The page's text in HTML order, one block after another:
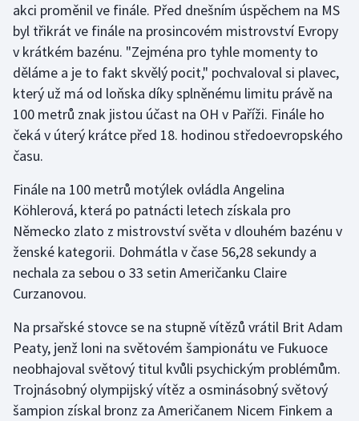
Plážový volejbal
Ragby
Rychlobruslení
Rychlostní kanoistika
Short track
Sportovní střelba
Stolní tenis
Triatlon
Veslování
Vodní slalom
Volejbal
akci proměnil ve finále. Před dnešním úspěchem na MS
byl třikrát ve finále na prosincovém mistrovství Evropy
v krátkém bazénu. "Zejména pro tyhle momenty to
děláme a je to fakt skvělý pocit," pochvaloval si plavec,
který už má od loňska díky splněnému limitu právě na
100 metrů znak jistou účast na OH v Paříži. Finále ho
čeká v úterý krátce před 18. hodinou středoevropského
času.
Finále na 100 metrů motýlek ovládla Angelina
Köhlerová, která po patnácti letech získala pro
Německo zlato z mistrovství světa v dlouhém bazénu v
ženské kategorii. Dohmátla v čase 56,28 sekundy a
nechala za sebou o 33 setin Američanku Claire
Curzanovou.
Na prsařské stovce se na stupně vítězů vrátil Brit Adam
Peaty, jenž loni na světovém šampionátu ve Fukuoce
neobhajoval světový titul kvůli psychickým problémům.
Trojnásobný olympijský vítěz a osminásobný světový
šampion získal bronz za Američanem Nicem Finkem a